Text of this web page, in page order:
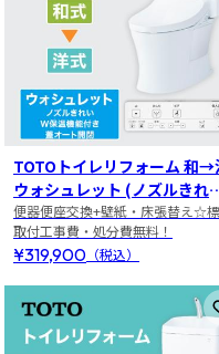
TOTOトイレリフォーム 和→
ウォシュレット (ノズルきれ
い・W保温機能付き・蓋オー
開閉)
便器便座交換+壁紙・床張替え☆
取付工事費・処分費無料！
¥319,900 （税込）